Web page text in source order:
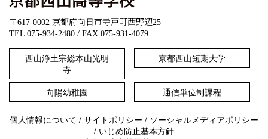
〒617-0002 京都府向日市寺戸町西野辺25
TEL 075-934-2480 / FAX 075-931-4079
西山浄土宗総本山光明
寺
京都西山短期大学
向陽幼稚園 通信単位制課程
個人情報について / サイトポリシー / ソーシャルメディアポリシー
/ いじめ防止基本方針